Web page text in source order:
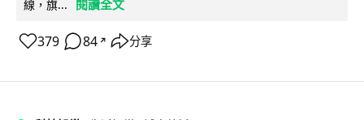
線，旗...
閱讀全文
379 84 ↗ 分享